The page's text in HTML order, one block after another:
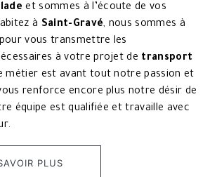
et sommes à l’écoute de vos
à Saint-Gravé, nous sommes à
vous transmettre les
à votre projet de transport
métier est avant tout notre passion et
renforce encore plus notre désir de
équipe est qualifiée et travaille avec
PLUS